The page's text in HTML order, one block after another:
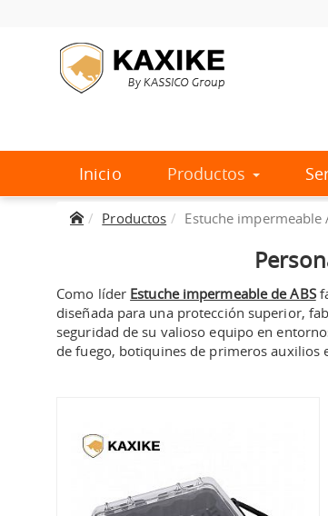
Inicio Productos
Productos Estuche impermeable
Como líder Estuche impermeable de ABS
diseñada para una protección superior,
seguridad de su valioso equipo en
de fuego, botiquines de primeros auxilios